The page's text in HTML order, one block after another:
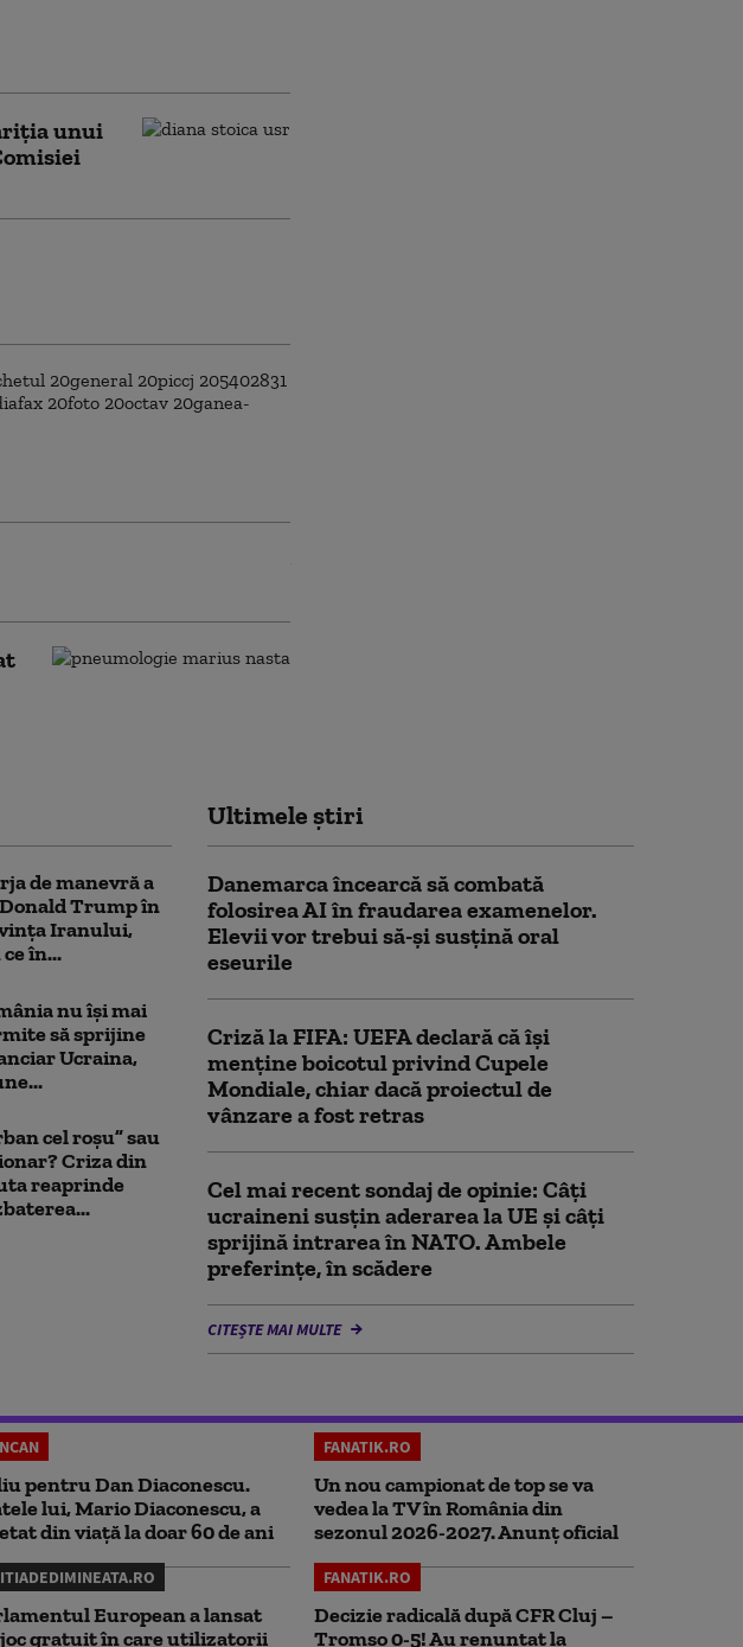
unui
de manevră a
Trump în
Iranului,
în...
nu își mai
să sprijine
Ucraina,
cel roșu” sau
Criza din
reaprinde
Ultimele știri
Danemarca încearcă să combată
folosirea AI în fraudarea examenelor.
Elevii vor trebui să-şi susţină oral
eseurile
Criză la FIFA: UEFA declară că îşi
menţine boicotul privind Cupele
Mondiale, chiar dacă proiectul de
vânzare a fost retras
Cel mai recent sondaj de opinie: Câți
ucraineni susțin aderarea la UE și câți
sprijină intrarea în NATO. Ambele
preferințe, în scădere
CITEȘTE MAI MULTE
pentru Dan Diaconescu.
lui, Mario Diaconescu, a
din viață la doar 60 de ani
FANATIK.RO
Un nou campionat de top se va
vedea la TV în România din
sezonul 2026-2027. Anunț oficial
European a lansat
gratuit în care utilizatorii
FANATIK.RO
Decizie radicală după CFR Cluj –
Tromso 0-5! Au renunțat la